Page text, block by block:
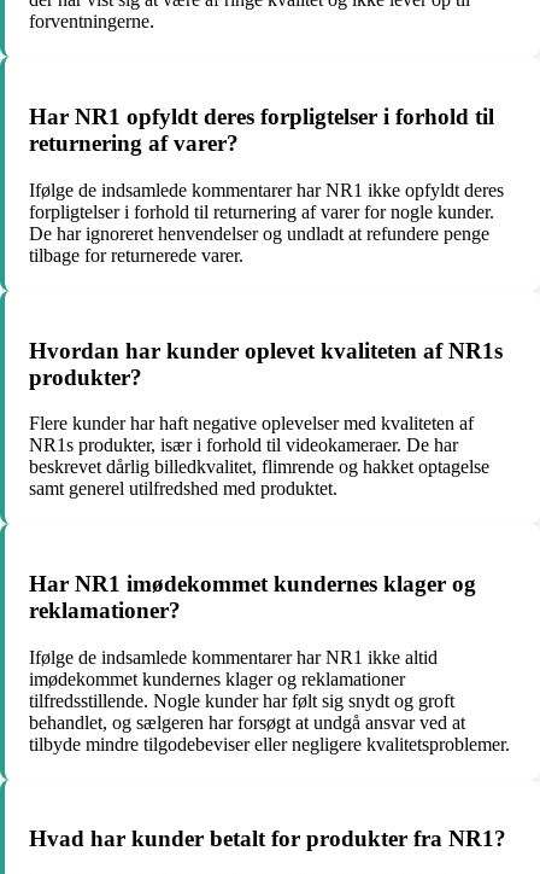
forventningerne.
Har NR1 opfyldt deres forpligtelser i forhold til
returnering af varer?
Ifølge de indsamlede kommentarer har NR1 ikke opfyldt deres
forpligtelser i forhold til returnering af varer for nogle kunder.
De har ignoreret henvendelser og undladt at refundere penge
tilbage for returnerede varer.
Hvordan har kunder oplevet kvaliteten af NR1s
produkter?
Flere kunder har haft negative oplevelser med kvaliteten af
NR1s produkter, især i forhold til videokameraer. De har
beskrevet dårlig billedkvalitet, flimrende og hakket optagelse
samt generel utilfredshed med produktet.
Har NR1 imødekommet kundernes klager og
reklamationer?
Ifølge de indsamlede kommentarer har NR1 ikke altid
imødekommet kundernes klager og reklamationer
tilfredsstillende. Nogle kunder har følt sig snydt og groft
behandlet, og sælgeren har forsøgt at undgå ansvar ved at
tilbyde mindre tilgodebeviser eller negligere kvalitetsproblemer.
Hvad har kunder betalt for produkter fra NR1?